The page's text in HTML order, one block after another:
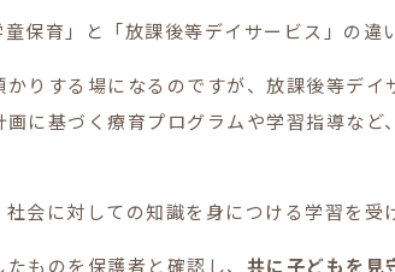
保育」と「放課後等デイサービス」の違
かりする場になるのですが、放課後等デイ
画に基づく療育プログラムや学習指導な
会に対しての知識を身につける学習を受
ものを保護者と確認し、 共に子どもを見